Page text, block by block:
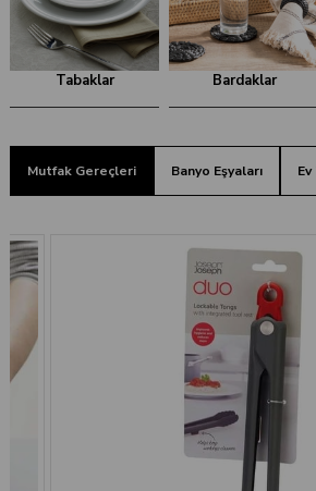
The Mia Jardin Ferforje Oval Servis 3'lü Derin 17 cm
Tabaklar Bardaklar
Mutfak Gereçleri Banyo Eşyaları